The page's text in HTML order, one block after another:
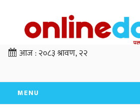
आज :२०८३ श्रावण, २२
MENU